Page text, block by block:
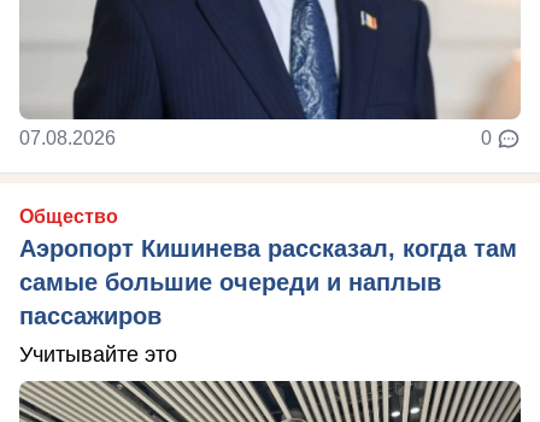
07.08.2026 0
Общество
Аэропорт Кишинева рассказал, когда там
самые большие очереди и наплыв
пассажиров
Учитывайте это